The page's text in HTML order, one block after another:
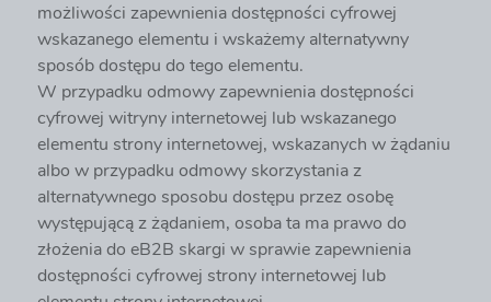
możliwości zapewnienia dostępności cyfrowej
wskazanego elementu i wskażemy alternatywny
sposób dostępu do tego elementu.
W przypadku odmowy zapewnienia dostępności
cyfrowej witryny internetowej lub wskazanego
elementu strony internetowej, wskazanych w żądaniu
albo w przypadku odmowy skorzystania z
alternatywnego sposobu dostępu przez osobę
występującą z żądaniem, osoba ta ma prawo do
złożenia do eB2B skargi w sprawie zapewnienia
dostępności cyfrowej strony internetowej lub